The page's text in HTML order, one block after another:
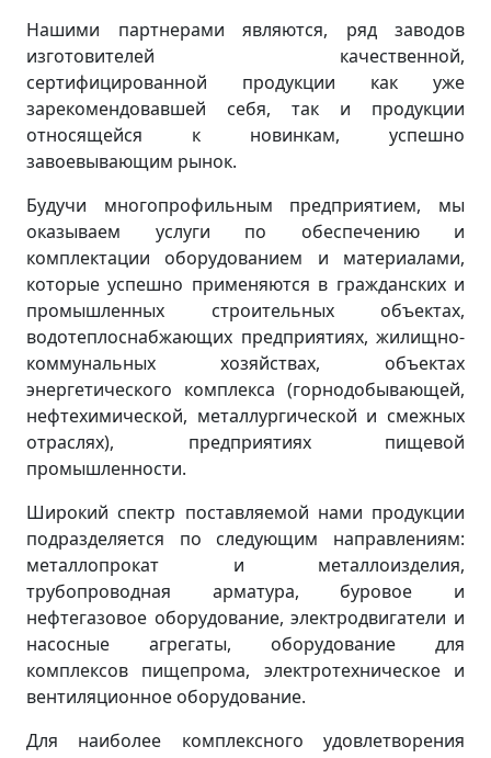
Нашими партнерами являются, ряд заводов
изготовителей качественной,
сертифицированной продукции как уже
зарекомендовавшей себя, так и продукции
относящейся к новинкам, успешно
завоевывающим рынок.
Будучи многопрофильным предприятием, мы
оказываем услуги по обеспечению и
комплектации оборудованием и материалами,
которые успешно применяются в гражданских и
промышленных строительных объектах,
водотеплоснабжающих предприятиях, жилищно-
коммунальных хозяйствах, объектах
энергетического комплекса (горнодобывающей,
нефтехимической, металлургической и смежных
отраслях), предприятиях пищевой
промышленности.
Широкий спектр поставляемой нами продукции
подразделяется по следующим направлениям:
металлопрокат и металлоизделия,
трубопроводная арматура, буровое и
нефтегазовое оборудование, электродвигатели и
насосные агрегаты, оборудование для
комплексов пищепрома, электротехническое и
вентиляционное оборудование.
Для наиболее комплексного удовлетворения